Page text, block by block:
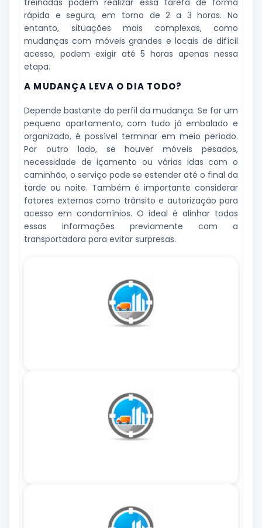
treinadas podem realizar essa tarefa de forma
rápida e segura, em torno de 2 a 3 horas. No
entanto, situações mais complexas, como
mudanças com móveis grandes e locais de difícil
acesso, podem exigir até 5 horas apenas nessa
etapa.
A MUDANÇA LEVA O DIA TODO?
Depende bastante do perfil da mudança. Se for um
pequeno apartamento, com tudo já embalado e
organizado, é possível terminar em meio período.
Por outro lado, se houver móveis pesados,
necessidade de içamento ou várias idas com o
caminhão, o serviço pode se estender até o final da
tarde ou noite. Também é importante considerar
fatores externos como trânsito e autorização para
acesso em condomínios. O ideal é alinhar todas
essas informações previamente com a
transportadora para evitar surpresas.